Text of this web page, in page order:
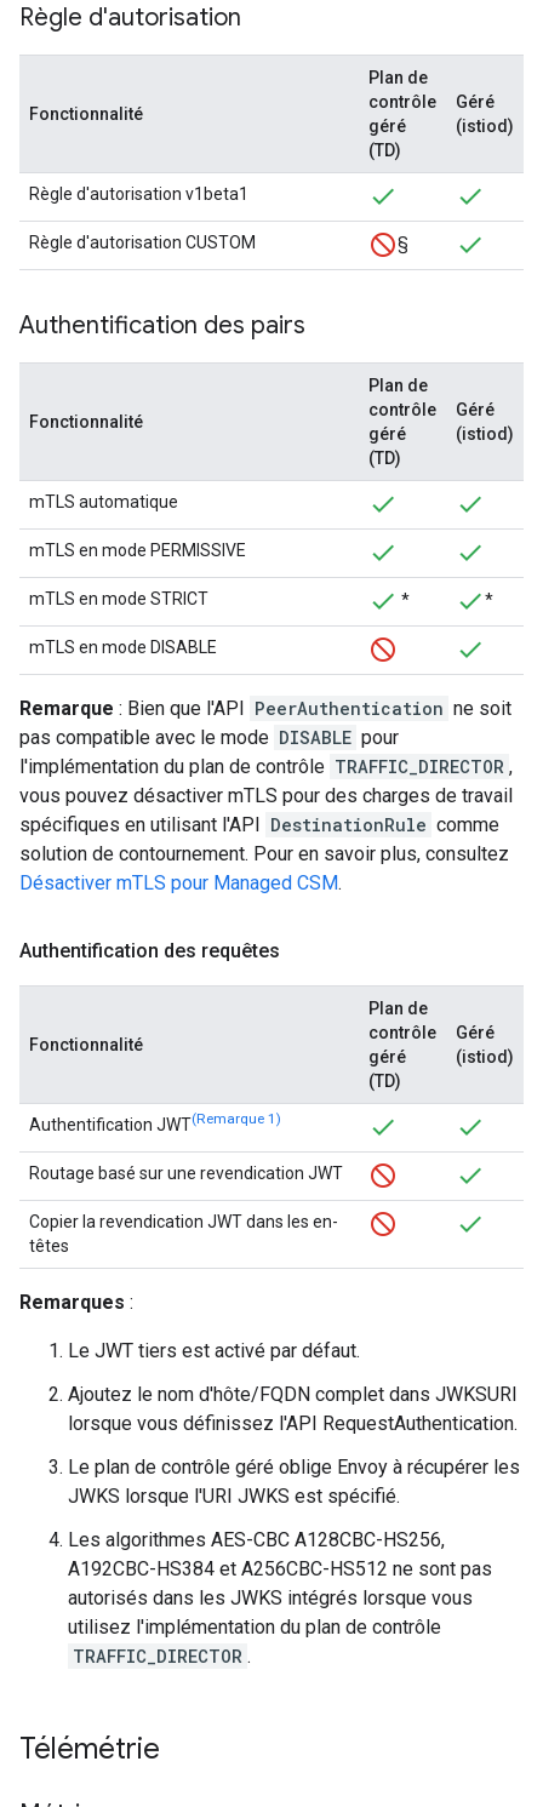
Règle d'autorisation
Fonctionnalité
Plan de
contrôle
géré
(TD)
Géré
(istiod)
Règle d'autorisation v1beta1
Règle d'autorisation CUSTOM §
Authentification des pairs
Fonctionnalité
Plan de
contrôle
géré
(TD)
Géré
(istiod)
mTLS automatique
mTLS en mode PERMISSIVE
mTLS en mode STRICT * *
mTLS en mode DISABLE
Remarque : Bien que l'API PeerAuthentication ne soit
pas compatible avec le mode DISABLE pour
l'implémentation du plan de contrôle TRAFFIC_DIRECTOR ,
vous pouvez désactiver mTLS pour des charges de travail
spécifiques en utilisant l'API DestinationRule comme
solution de contournement. Pour en savoir plus, consultez
Désactiver mTLS pour Managed CSM.
Authentification des requêtes
Fonctionnalité
Plan de
contrôle
géré
(TD)
Géré
(istiod)
Authentification JWT(Remarque 1)
Routage basé sur une revendication JWT
Copier la revendication JWT dans les en-
têtes
Remarques :
Le JWT tiers est activé par défaut.
Ajoutez le nom d'hôte/FQDN complet dans JWKSURI
lorsque vous définissez l'API RequestAuthentication.
Le plan de contrôle géré oblige Envoy à récupérer les
JWKS lorsque l'URI JWKS est spécifié.
Les algorithmes AES-CBC A128CBC-HS256,
A192CBC-HS384 et A256CBC-HS512 ne sont pas
autorisés dans les JWKS intégrés lorsque vous
utilisez l'implémentation du plan de contrôle
TRAFFIC_DIRECTOR .
Télémétrie